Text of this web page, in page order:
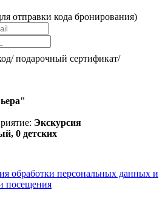
отправки кода бронирования)
подарочный сертификат/
Экскурсия
, 0 детских
обработки персональных данных и
посещения